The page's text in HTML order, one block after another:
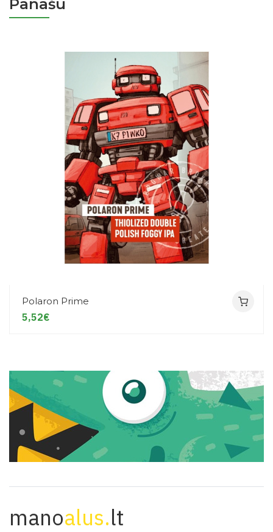
Panašu
Polaron Prime
5,52€
manoalus.lt